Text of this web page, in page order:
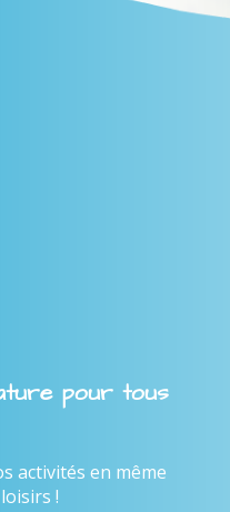
pour tous
activités en même
!